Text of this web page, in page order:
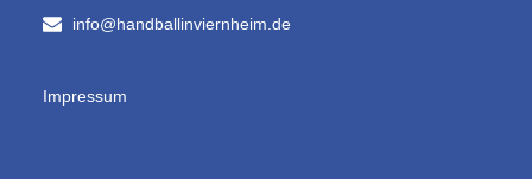
info@handballinviernheim.de
Impressum